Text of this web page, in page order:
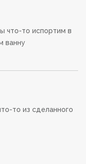
что-то испортим в
ванну
то из сделанного